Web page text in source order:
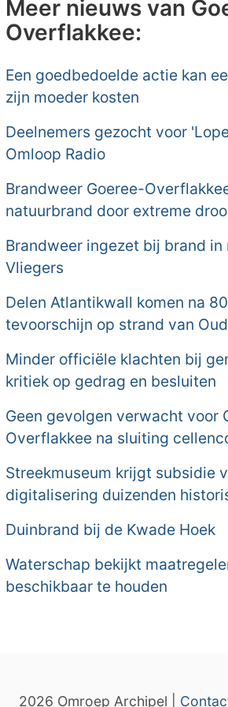
Meer nieuws van
Overflakkee:
Een goedbedoelde actie kan
zijn moeder kosten
Deelnemers gezocht voor
Omloop Radio
Brandweer Goeree-
natuurbrand door extreme
Brandweer ingezet bij brand
Vliegers
Delen Atlantikwall komen na
tevoorschijn op strand van
Minder officiële klachten bij
kritiek op gedrag en besluiten
Geen gevolgen verwacht voor
Overflakkee na sluiting
Streekmuseum krijgt subsidie
digitalisering duizenden
Duinbrand bij de Kwade Hoek
Waterschap bekijkt
beschikbaar te houden
2026 Omroep Archipel |